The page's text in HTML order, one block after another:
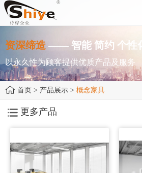
资深缔造 —— 智能 简约 个性
以永久性为顾客提供优质产品及服务
首页 > 产品展示 > 概念家具
更多产品